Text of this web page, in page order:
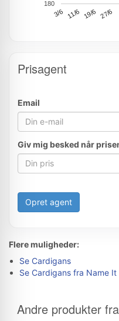
3/6 11/6 19/6 27/6
180
Prisagent
Email
Giv mig besked når
Opret agent
Flere muligheder:
Se Cardigans
Se Cardigans fra Name It
Andre produkter